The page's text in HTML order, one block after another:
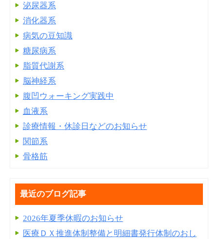
泌尿器系
消化器系
病気の豆知識
糖尿病系
脂質代謝系
脳神経系
腹凹ウォーキング実践中
血液系
診療情報・休診日などのお知らせ
関節系
骨格筋
最近のブログ記事
2026年夏季休暇のお知らせ
医療ＤＸ推進体制整備と明細書発⾏体制のおし